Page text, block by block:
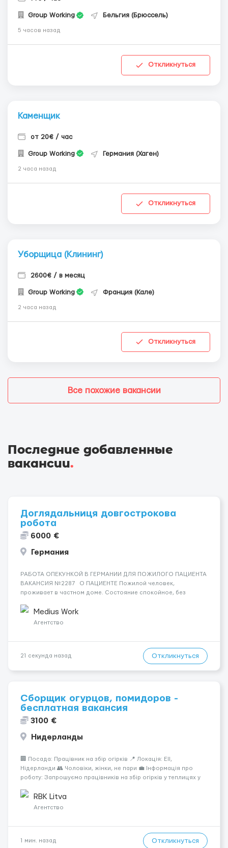
Group Working Бельгия (Брюссель)
5 часов назад
Откликнуться
Каменщик
от 20€ / час
Group Working Германия (Хаген)
2 часа назад
Откликнуться
Уборщица (Клининг)
2600€ / в месяц
Group Working Франция (Кале)
2 часа назад
Откликнуться
Все похожие вакансии
Последние добавленные
вакансии.
Доглядальниця довгострокова
робота
6000 €
Германия
РАБОТА ОПЕКУНКОЙ В ГЕРМАНИИ ДЛЯ ПОЖИЛОГО ПАЦИЕНТА
ВАКАНСИЯ №2287 О ПАЦИЕНТЕ Пожилой человек,
проживает в частном доме. Состояние спокойное, без
Необходима помощь в быту, базовый уход, поддержка при
выполнении ежедн...
Medius Work
Агентство
21 секунда назад Откликнуться
Сборщик огурцов, помидоров -
бесплатная вакансия
3100 €
Нидерланды
🏢 Посада: Працівник на збір огірків 📍 Локація: Ell,
Нідерланди 👥 Чоловіки, жінки, не пари 💼 Інформація про
роботу: Запрошуємо працівників на збір огірків у теплицях у
збирання або зрізання) Видалення бічних та нижніх лис...
RBK Litva
Агентство
1 мин. назад Откликнуться